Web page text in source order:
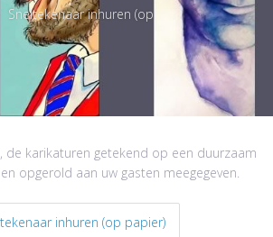
Sneltekenaar inhuren (op
de karikaturen getekend op een duurzaam
opgerold aan uw gasten meegegeven.
inhuren (op papier)